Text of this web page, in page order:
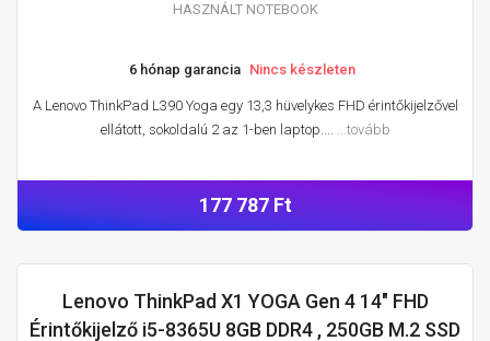
HASZNÁLT NOTEBOOK
6 hónap garancia Nincs készleten
A Lenovo ThinkPad L390 Yoga egy 13,3 hüvelykes FHD érintőkijelzővel
ellátott, sokoldalú 2 az 1-ben laptop.... ...tovább
177 787 Ft
Lenovo ThinkPad X1 YOGA Gen 4 14" FHD
Érintőkijelző i5-8365U 8GB DDR4 , 250GB M.2 SSD